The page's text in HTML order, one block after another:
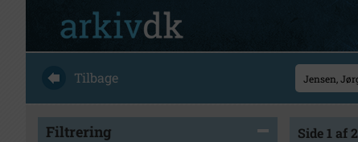
Tilbage
Filtrering Side 1 af 2